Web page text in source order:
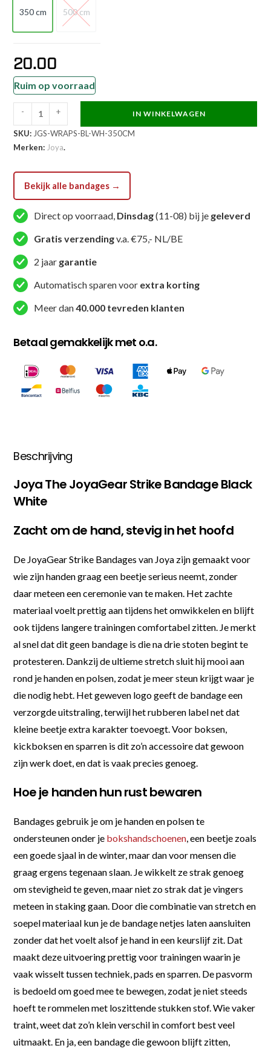
350 cm 500 cm
500 cm
20.00
Ruim op voorraad
Strike
Bandages
Wit
aantal
- + IN WINKELWAGEN
SKU: JGS-WRAPS-BL-WH-350CM
Merken: Joya.
Bekijk alle bandages →
Direct op voorraad, Dinsdag(11-08) bij je geleverd
Gratis verzendingv.a. €75,- NL/BE
2 jaar garantie
Automatisch sparen voor extra korting
Meer dan40.000 tevreden klanten
Betaal gemakkelijk met o.a.
Beschrijving
Joya The JoyaGear Strike Bandage Black
White
Zacht om de hand, stevig in het hoofd
De JoyaGear Strike Bandages van Joya zijn gemaakt voor
wie zijn handen graag een beetje serieus neemt, zonder
daar meteen een ceremonie van te maken. Het zachte
materiaal voelt prettig aan tijdens het omwikkelen en blijft
ook tijdens langere trainingen comfortabel zitten. Je merkt
al snel dat dit geen bandage is die na drie stoten begint te
protesteren. Dankzij de ultieme stretch sluit hij mooi aan
rond je handen en polsen, zodat je meer steun krijgt waar je
die nodig hebt. Het geweven logo geeft de bandage een
verzorgde uitstraling, terwijl het rubberen label net dat
kleine beetje extra karakter toevoegt. Voor boksen,
kickboksen en sparren is dit zo’n accessoire dat gewoon
zijn werk doet, en dat is vaak precies genoeg.
Hoe je handen hun rust bewaren
Bandages gebruik je om je handen en polsen te
ondersteunen onder je bokshandschoenen , een beetje zoals
een goede sjaal in de winter, maar dan voor mensen die
graag ergens tegenaan slaan. Je wikkelt ze strak genoeg
om stevigheid te geven, maar niet zo strak dat je vingers
meteen in staking gaan. Door die combinatie van stretch en
soepel materiaal kun je de bandage netjes laten aansluiten
zonder dat het voelt alsof je hand in een keurslijf zit. Dat
maakt deze uitvoering prettig voor trainingen waarin je
vaak wisselt tussen techniek, pads en sparren. De pasvorm
is bedoeld om goed mee te bewegen, zodat je niet steeds
hoeft te rommelen met loszittende stukken stof. Wie vaker
traint, weet dat zo’n klein verschil in comfort best veel
uitmaakt. En ja, een bandage die gewoon blijft zitten,